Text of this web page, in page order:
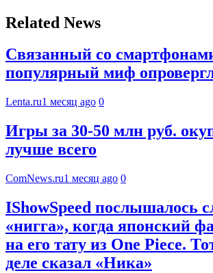
Related News
Связанный со
популярный миф
Lenta.ru1 месяц ago 0
Игры за 30-50 млн руб.
лучше всего
ComNews.ru1 месяц ago 0
IShowSpeed послышалось
«нигга», когда японский
на его тату из One Piece.
деле сказал «Ника»